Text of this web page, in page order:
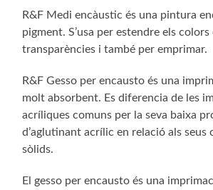
R&F Medi encàustic és una pintura
pigment. S’usa per estendre els colors
transparències i també per emprimar.
R&F Gesso per encausto és una
molt absorbent. Es diferencia de les
acríliques comuns per la seva baixa
d’aglutinant acrílic en relació als seus
sòlids.
El gesso per encausto és una